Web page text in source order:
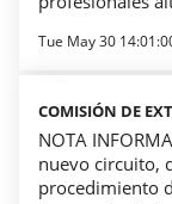
Tue May 30
COMISIÓN DE
NOTA
nuevo circuito,
procedimiento